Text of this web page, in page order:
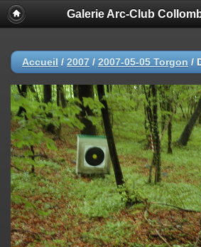
Galerie Arc-Club
Accueil / 2007 / 2007-05-05 Torgon /